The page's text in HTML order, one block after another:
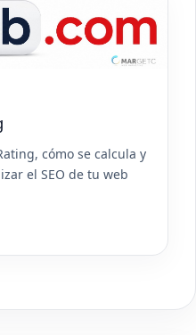
cómo se calcula y
el SEO de tu web